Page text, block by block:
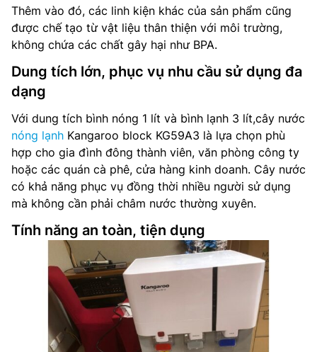
Thêm vào đó, các linh kiện khác của sản phẩm cũng
được chế tạo từ vật liệu thân thiện với môi trường,
không chứa các chất gây hại như BPA.
Dung tích lớn, phục vụ nhu cầu sử dụng đa
dạng
Với dung tích bình nóng 1 lít và bình lạnh 3 lít,cây nước
nóng lạnh Kangaroo block KG59A3 là lựa chọn phù
hợp cho gia đình đông thành viên, văn phòng công ty
hoặc các quán cà phê, cửa hàng kinh doanh. Cây nước
có khả năng phục vụ đồng thời nhiều người sử dụng
mà không cần phải châm nước thường xuyên.
Tính năng an toàn, tiện dụng